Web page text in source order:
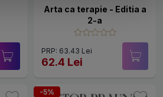
Arta ca terapie - Editia a
2-a
PRP: 63.43 Lei
62.4 Lei
-5%